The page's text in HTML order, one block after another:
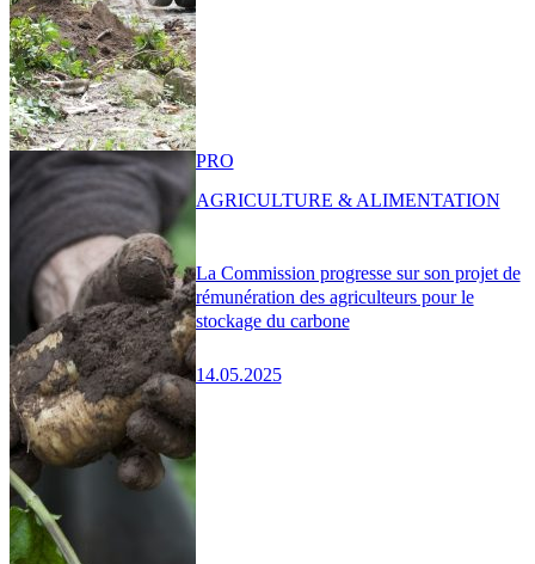
La Commission progresse sur son projet de
rémunération des agriculteurs pour le
stockage du carbone
14.05.2025
PRO
AGRICULTURE & ALIMENTATION